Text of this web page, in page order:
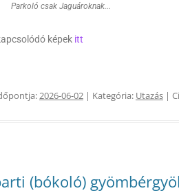
Parkoló csak Jaguároknak...
képek itt
2026-06-02 | Kategória: Utazás |
(bókoló)